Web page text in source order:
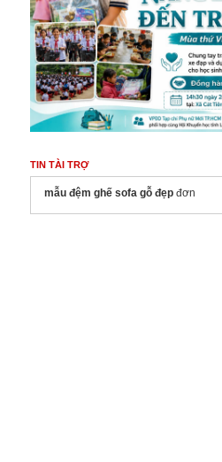
TIN TÀI TRỢ
mẫu đệm ghế sofa gỗ đẹp đơn